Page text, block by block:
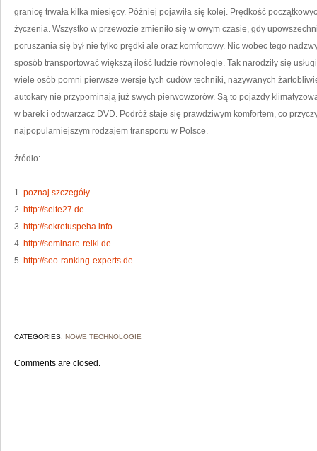
granicę trwała kilka miesięcy. Później pojawiła się kolej. Prędkość
życzenia. Wszystko w przewozie zmieniło się w owym czasie, gdy
poruszania się był nie tylko prędki ale oraz komfortowy. Nic wobec tego
sposób transportować większą ilość ludzie równolegle. Tak narodziły się
wiele osób pomni pierwsze wersje tych cudów techniki, nazywanych
autokary nie przypominają już swych pierwowzorów. Są to pojazdy
w barek i odtwarzacz DVD. Podróż staje się prawdziwym komfortem, co
najpopularniejszym rodzajem transportu w Polsce.
źródło:
———————————
1. poznaj szczegóły
2. http://seite27.de
3. http://sekretuspeha.info
4. http://seminare-reiki.de
5. http://seo-ranking-experts.de
CATEGORIES: NOWE TECHNOLOGIE
Comments are closed.